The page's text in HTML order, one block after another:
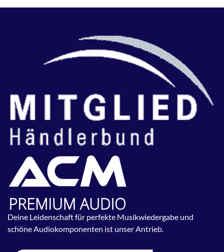
Deine Leidenschaft für perfekte Musikwiedergabe und
schöne Audiokomponenten ist unser Antrieb.